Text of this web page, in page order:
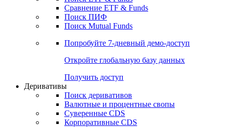
Сравнение ETF & Funds
Поиск ПИФ
Поиск Mutual Funds
Попробуйте 7-дневный демо-доступ
Откройте глобальную базу данных
Получить доступ
Деривативы
Поиск деривативов
Валютные и процентные свопы
Суверенные CDS
Корпоративные CDS